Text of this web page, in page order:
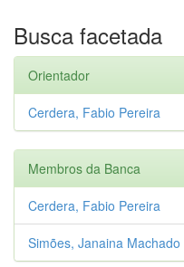
Busca facetada
Orientador
Cerdera, Fabio Pereira
Membros da Banca
Cerdera, Fabio Pereira
Simões, Janaina Machado